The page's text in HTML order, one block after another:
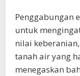
Penggabungan
untuk
nilai
tanah air yang
menegaskan